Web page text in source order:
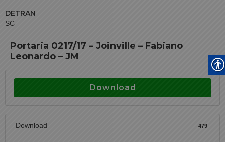
DETRAN
SC
Portaria 0217/17 – Joinville – Fabiano
Leonardo – JM
Download
Download 479